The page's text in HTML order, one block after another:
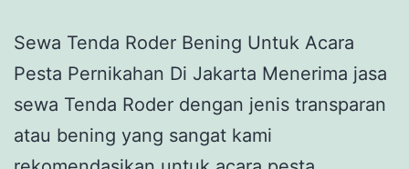
Sewa Tenda Roder Bening Untuk Acara
Pesta Pernikahan Di Jakarta Menerima jasa
sewa Tenda Roder dengan jenis transparan
atau bening yang sangat kami